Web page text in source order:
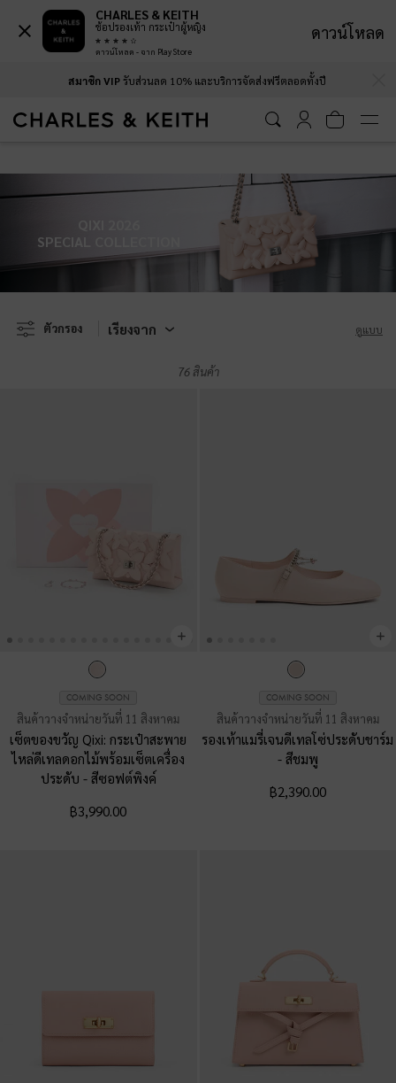
สมาชิก VIPรับส่วนลด 10% และบริการจัดส่งฟรีตลอดทั้งปี
สมาชิก VIP รับส่วนลด 10% และบริการจัดส่งฟรีตลอดทั้งปี
SPECIAL COLLECTION
ตัวกรอง เรียงจาก ดูแบบ
76 สินค้า
COMING SOON
สินค้าวางจำหน่ายวันที่ 11 สิงหาคม
เซ็ตของขวัญ Qixi: กระเป๋าสะพาย
ไหล่ดีเทลดอกไม้พร้อมเซ็ตเครื่อง
ประดับ - สีซอฟต์พิงค์
฿3,990.00
COMING SOON
สินค้าวางจำหน่ายวันที่ 11 สิงหาคม
รองเท้าแมรี่เจนดีเทลโซ่ประดับชาร์ม
- สีชมพู
฿2,390.00
CHARLES & KEITH
ช้อปรองเท้า กระเป๋าผู้หญิง
ดาวน์โหลด - จาก Play Store
ดาวน์โหลด